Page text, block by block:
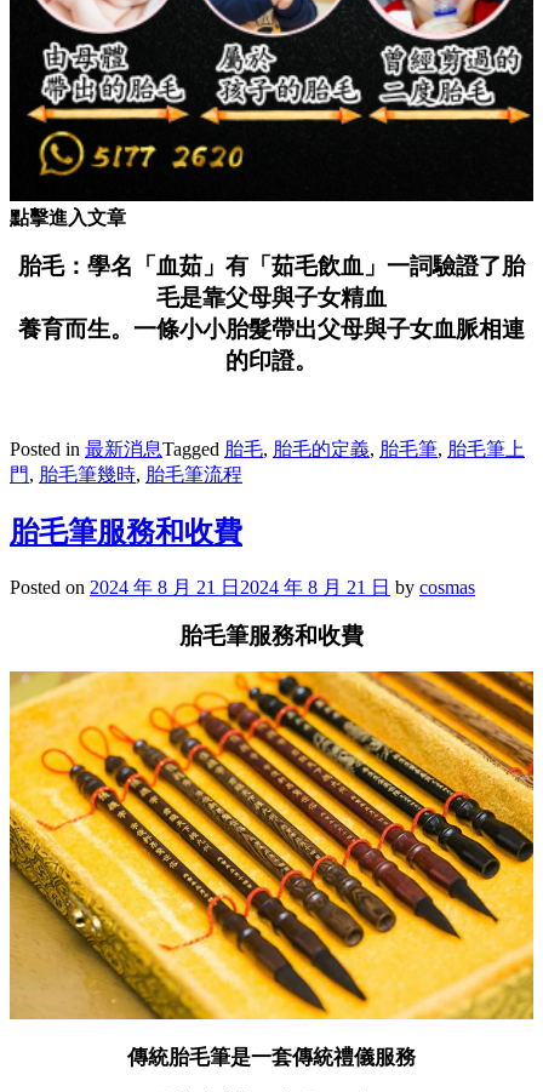
點擊進入文章
胎毛：學名「血茹」有「茹毛飲血」一詞驗證了胎
毛是靠父母與子女精血
養育而生。一條小小胎髮帶出父母與子女血脈相連
的印證。
Posted in 最新消息Tagged 胎毛, 胎毛的定義, 胎毛筆, 胎毛筆上
門, 胎毛筆幾時, 胎毛筆流程
胎毛筆服務和收費
Posted on 2024 年 8 月 21 日 2024 年 8 月 21 日 by cosmas
胎毛筆服務和收費
傳統胎毛筆是一套傳統禮儀服務